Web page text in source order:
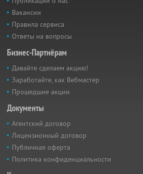
Вакансии
Правила сервиса
Ответы на вопросы
Бизнес-Партнёрам
Давайте сделаем акцию!
Заработайте, как Вебмастер
Прошедшие акции
Документы
Агентский договор
Лицензионный договор
Публичная оферта
Политика конфиденциальности